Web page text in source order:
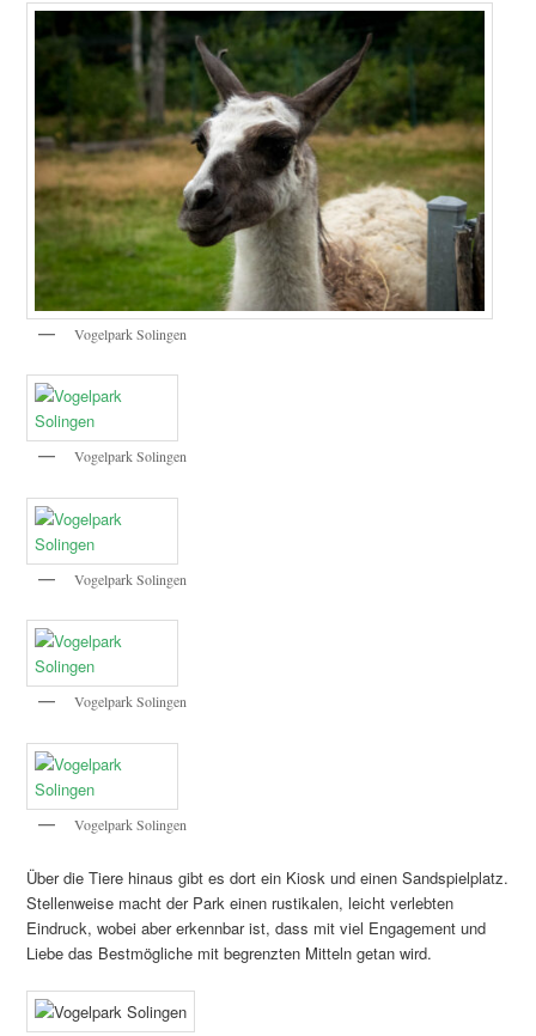
Vogelpark Solingen
Vogelpark Solingen
Vogelpark Solingen
Vogelpark Solingen
Vogelpark Solingen
Über die Tiere hinaus gibt es dort ein Kiosk und einen Sandspielplatz.
Stellenweise macht der Park einen rustikalen, leicht verlebten
Eindruck, wobei aber erkennbar ist, dass mit viel Engagement und
Liebe das Bestmögliche mit begrenzten Mitteln getan wird.